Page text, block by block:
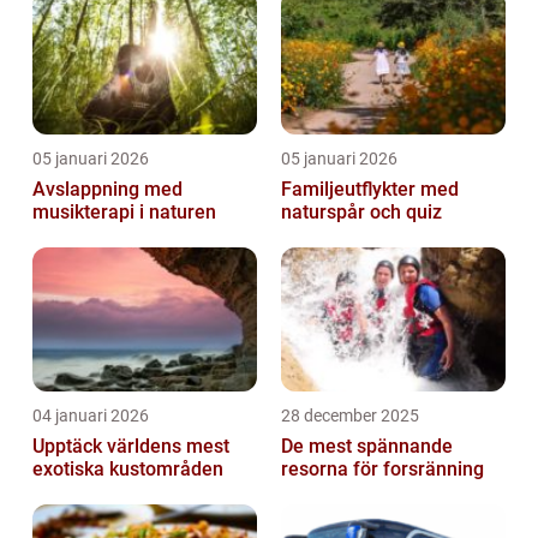
05 januari 2026
Avslappning med
musikterapi i naturen
05 januari 2026
Familjeutflykter med
naturspår och quiz
04 januari 2026
Upptäck världens mest
exotiska kustområden
28 december 2025
De mest spännande
resorna för forsränning